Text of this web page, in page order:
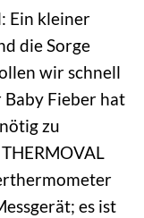
Ein kleiner
die Sorge
wir schnell
Baby Fieber hat
zu
es ist